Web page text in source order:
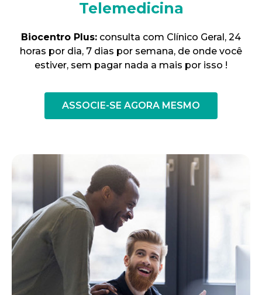
Telemedicina
Biocentro Plus: consulta com Clínico Geral, 24
horas por dia, 7 dias por semana, de onde você
estiver, sem pagar nada a mais por isso !
ASSOCIE-SE AGORA MESMO